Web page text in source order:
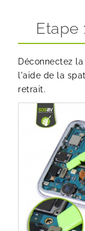
Etape
Déconnectez
l'aide de la
retrait.